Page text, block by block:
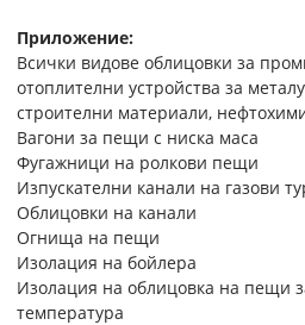
Приложение:
Всички видове облицовки за
отоплителни устройства за
строителни материали,
Вагони за пещи с ниска маса
Фугажници на ролкови пещи
Изпускателни канали на газови
Облицовки на канали
Огнища на пещи
Изолация на бойлера
Изолация на облицовка на пещи
температура